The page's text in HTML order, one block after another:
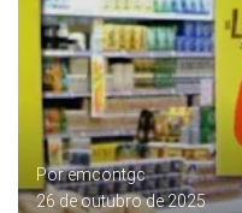
Poremcontgc
26 de outubro de 2025